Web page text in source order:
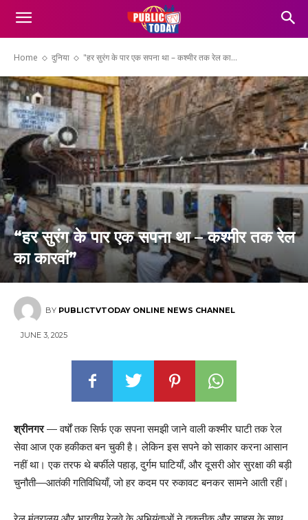
Home दुनिया "हर सुरंग के पार एक सपना था – कश्मीर तक रेल का...
“हर सुरंग के पार एक सपना था – कश्मीर तक रेल
का कारवां”
BY PUBLICTVTODAY ONLINE NEWS CHANNEL
JUNE 3, 2025
श्रीनगर— वर्षों तक सिर्फ एक सपना समझी जाने वाली कश्मीर घाटी तक रेल
सेवा आज एक हकीकत बन चुकी है। लेकिन इस सपने को साकार करना आसान
नहीं था। एक तरफ थे बर्फीले पहाड़, दुर्गम घाटियाँ, और दूसरी ओर सुरक्षा की बड़ी
चुनौती—आतंकी गतिविधियाँ, जो हर कदम पर रुकावट बनकर सामने आती रहीं।